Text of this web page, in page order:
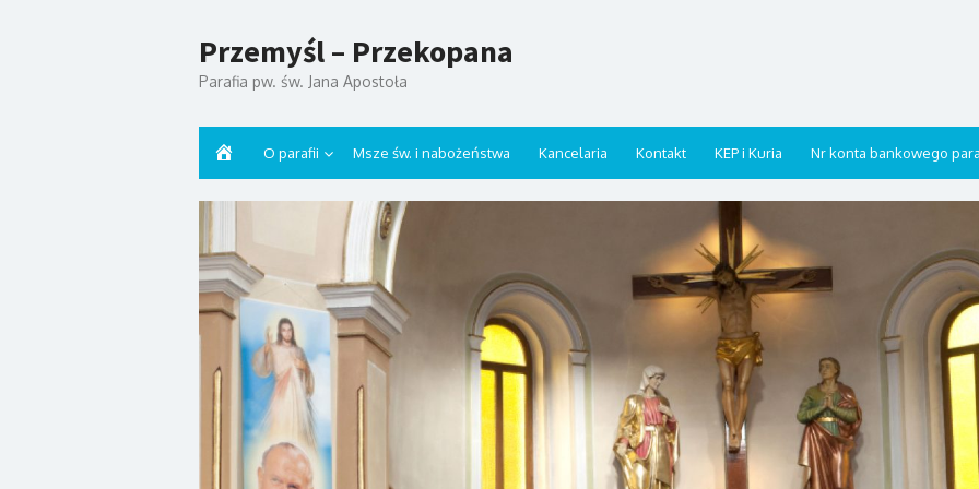
Przemyśl – Przekopana
Parafia pw. św. Jana Apostoła
Strona
główna
O parafii Msze św. i nabożeństwa Kancelaria Kontakt KEP i Kuria Nr konta bankowego